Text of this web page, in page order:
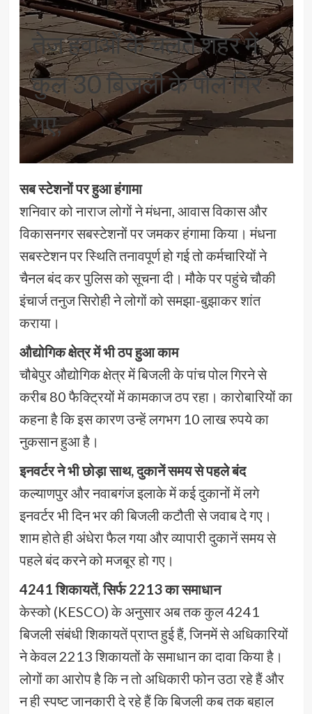
तेज हवाओं के चलते शहर में
कुल 30 बिजली के पोल गिर
गए,
सब स्टेशनों पर हुआ हंगामा
शनिवार को नाराज लोगों ने मंधना, आवास विकास और
विकासनगर सबस्टेशनों पर जमकर हंगामा किया। मंधना
सबस्टेशन पर स्थिति तनावपूर्ण हो गई तो कर्मचारियों ने
चैनल बंद कर पुलिस को सूचना दी। मौके पर पहुंचे चौकी
इंचार्ज तनुज सिरोही ने लोगों को समझा-बुझाकर शांत
कराया।
औद्योगिक क्षेत्र में भी ठप हुआ काम
चौबेपुर औद्योगिक क्षेत्र में बिजली के पांच पोल गिरने से
करीब 80 फैक्ट्रियों में कामकाज ठप रहा। कारोबारियों का
कहना है कि इस कारण उन्हें लगभग 10 लाख रुपये का
नुकसान हुआ है।
इनवर्टर ने भी छोड़ा साथ, दुकानें समय से पहले बंद
कल्याणपुर और नवाबगंज इलाके में कई दुकानों में लगे
इनवर्टर भी दिन भर की बिजली कटौती से जवाब दे गए।
शाम होते ही अंधेरा फैल गया और व्यापारी दुकानें समय से
पहले बंद करने को मजबूर हो गए।
4241 शिकायतें, सिर्फ 2213 का समाधान
केस्को (KESCO) के अनुसार अब तक कुल 4241
बिजली संबंधी शिकायतें प्राप्त हुई हैं, जिनमें से अधिकारियों
ने केवल 2213 शिकायतों के समाधान का दावा किया है।
लोगों का आरोप है कि न तो अधिकारी फोन उठा रहे हैं और
न ही स्पष्ट जानकारी दे रहे हैं कि बिजली कब तक बहाल